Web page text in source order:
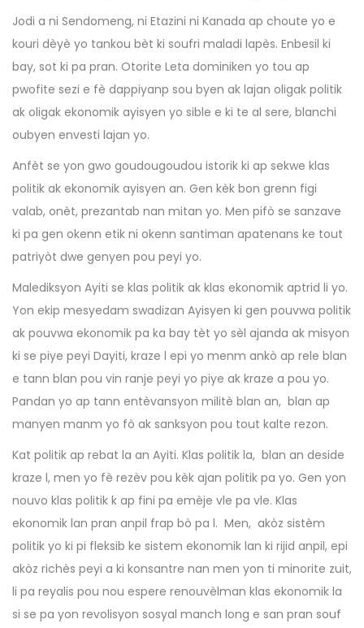
Jodi a ni Sendomeng, ni Etazini ni Kanada ap choute yo e
kouri dèyè yo tankou bèt ki soufri maladi lapès. Enbesil ki
bay, sot ki pa pran. Otorite Leta dominiken yo tou ap
pwofite sezi e fè dappiyanp sou byen ak lajan oligak politik
ak oligak ekonomik ayisyen yo sible e ki te al sere, blanchi
oubyen envesti lajan yo.
Anfèt se yon gwo goudougoudou istorik ki ap sekwe klas
politik ak ekonomik ayisyen an. Gen kèk bon grenn figi
valab, onèt, prezantab nan mitan yo. Men pifò se sanzave
ki pa gen okenn etik ni okenn santiman apatenans ke tout
patriyòt dwe genyen pou peyi yo.
Malediksyon Ayiti se klas politik ak klas ekonomik aptrid li yo.
Yon ekip mesyedam swadizan Ayisyen ki gen pouvwa politik
ak pouvwa ekonomik pa ka bay tèt yo sèl ajanda ak misyon
ki se piye peyi Dayiti, kraze l epi yo menm ankò ap rele blan
e tann blan pou vin ranje peyi yo piye ak kraze a pou yo.
Pandan yo ap tann entèvansyon militè blan an, blan ap
manyen manm yo fò ak sanksyon pou tout kalte rezon.
Kat politik ap rebat la an Ayiti. Klas politik la, blan an deside
kraze l, men yo fè rezèv pou kèk ajan politik pa yo. Gen yon
nouvo klas politik k ap fini pa emèje vle pa vle. Klas
ekonomik lan pran anpil frap bò pa l. Men, akòz sistèm
politik yo ki pi fleksib ke sistem ekonomik lan ki rijid anpil, epi
akòz richès peyi a ki konsantre nan men yon ti minorite zuit,
li pa reyalis pou nou espere renouvèlman klas ekonomik la
si se pa yon revolisyon sosyal manch long e san pran souf